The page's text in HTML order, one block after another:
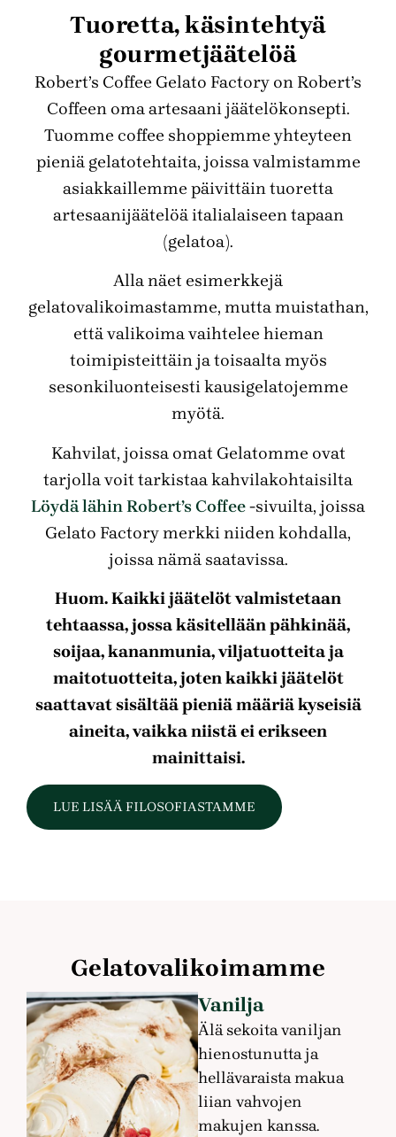
Tuoretta, käsintehtyä
gourmetjäätelöä
Robert’s Coffee Gelato Factory on Robert’s
Coffeen oma artesaani jäätelökonsepti.
Tuomme coffee shoppiemme yhteyteen
pieniä gelatotehtaita, joissa valmistamme
asiakkaillemme päivittäin tuoretta
artesaanijäätelöä italialaiseen tapaan
(gelatoa).
Alla näet esimerkkejä
gelatovalikoimastamme, mutta muistathan,
että valikoima vaihtelee hieman
toimipisteittäin ja toisaalta myös
sesonkiluonteisesti kausigelatojemme
myötä.
Kahvilat, joissa omat Gelatomme ovat
tarjolla voit tarkistaa kahvilakohtaisilta
Löydä lähin Robert’s Coffee-sivuilta, joissa
Gelato Factory merkki niiden kohdalla,
joissa nämä saatavissa.
Huom. Kaikki jäätelöt valmistetaan
tehtaassa, jossa käsitellään pähkinää,
soijaa, kananmunia, viljatuotteita ja
maitotuotteita, joten kaikki jäätelöt
saattavat sisältää pieniä määriä kyseisiä
aineita, vaikka niistä ei erikseen
mainittaisi.
LUE LISÄÄ FILOSOFIASTAMME
Gelatovalikoimamme
Vanilja
Älä sekoita vaniljan
hienostunutta ja
hellävaraista makua
liian vahvojen
makujen kanssa.